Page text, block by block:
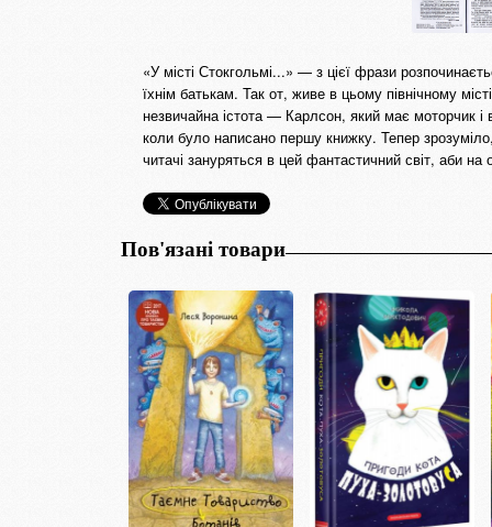
«У місті Стокгольмі...» — з цієї фрази
їхнім батькам. Так от, живе в цьому північному
незвичайна істота — Карлсон, який має моторчик
коли було написано першу книжку. Тепер
читачі зануряться в цей фантастичний світ, аби
Пов'язані товари